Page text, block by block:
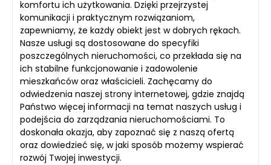
komfortu ich użytkowania. Dzięki przejrzystej
komunikacji i praktycznym rozwiązaniom,
zapewniamy, że każdy obiekt jest w dobrych rękach.
Nasze usługi są dostosowane do specyfiki
poszczególnych nieruchomości, co przekłada się na
ich stabilne funkcjonowanie i zadowolenie
mieszkańców oraz właścicieli. Zachęcamy do
odwiedzenia naszej strony internetowej, gdzie znajdą
Państwo więcej informacji na temat naszych usług i
podejścia do zarządzania nieruchomościami. To
doskonała okazja, aby zapoznać się z naszą ofertą
oraz dowiedzieć się, w jaki sposób możemy wspierać
rozwój Twojej inwestycji.